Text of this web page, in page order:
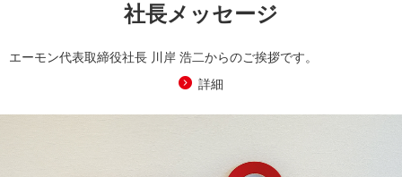
社長メッセージ
エーモン代表取締役社長 川岸 浩二からのご挨拶です。
詳細